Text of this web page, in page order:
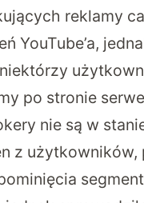
reklamy
YouTube’a,
po stronie
nie są w
z